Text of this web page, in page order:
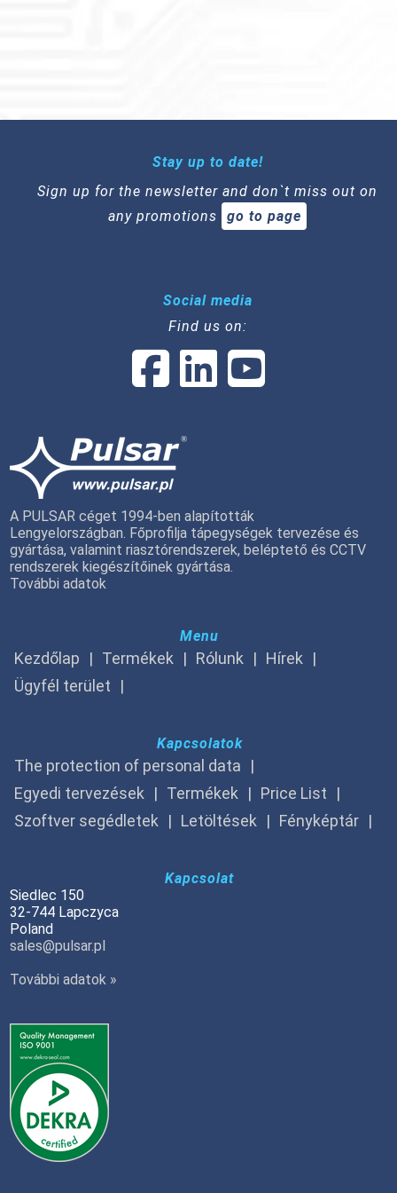
Stay up to date!
Sign up for the newsletter and don`t miss out on
any promotions
go to page
Social media
Find us on:
A PULSAR céget 1994-ben alapították
Lengyelországban. Főprofilja tápegységek tervezése és
gyártása, valamint riasztórendszerek, beléptető és CCTV
rendszerek kiegészítőinek gyártása.
További adatok
Menu
Kezdőlap Termékek Rólunk
Hírek
Ügyfél terület
Kapcsolatok
The protection of personal data
Egyedi tervezések
Termékek
Price List
Szoftver segédletek
Letöltések Fényképtár
Kapcsolat
Siedlec 150
32-744 Lapczyca
Poland
sales@pulsar.pl
További adatok »